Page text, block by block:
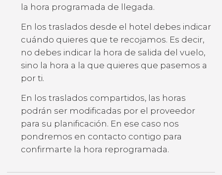
la hora programada de llegada.
En los traslados desde el hotel debes indicar
cuándo quieres que te recojamos. Es decir,
no debes indicar la hora de salida del vuelo,
sino la hora a la que quieres que pasemos a
por ti.
En los traslados compartidos, las horas
podrán ser modificadas por el proveedor
para su planificación. En ese caso nos
pondremos en contacto contigo para
confirmarte la hora reprogramada.